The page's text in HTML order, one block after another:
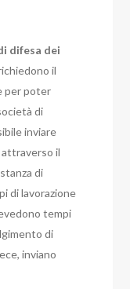
difesa dei
il
per poter
di
inviare
il
di
di lavorazione
tempi
di
inviano